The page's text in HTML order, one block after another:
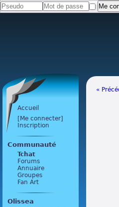
Accueil
[Me connecter]
Inscription
Communauté
Tchat
Forums
Annuaire
Groupes
Fan Art
Olissea
«